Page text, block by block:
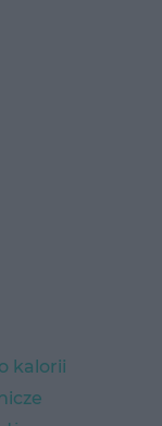
kalorii